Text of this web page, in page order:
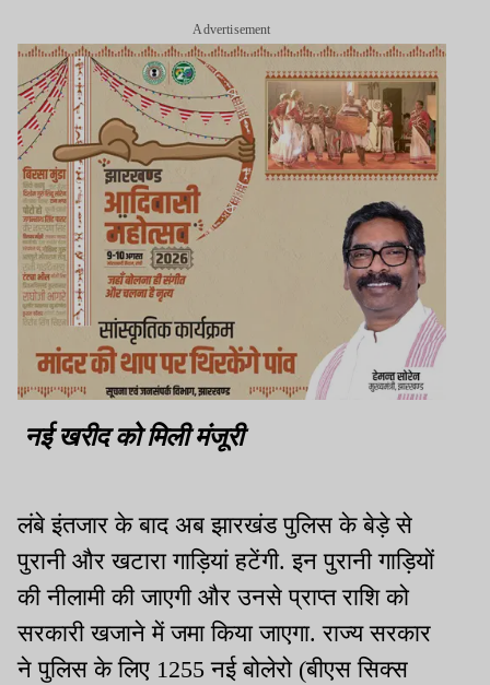
Advertisement
नई खरीद को मिली मंजूरी
लंबे इंतजार के बाद अब झारखंड पुलिस के बेड़े से
पुरानी और खटारा गाड़ियां हटेंगी. इन पुरानी गाड़ियों
की नीलामी की जाएगी और उनसे प्राप्त राशि को
सरकारी खजाने में जमा किया जाएगा. राज्य सरकार
ने पुलिस के लिए 1255 नई बोलेरो (बीएस सिक्स